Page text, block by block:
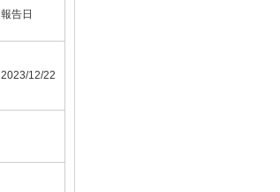
報告日
2023/12/22